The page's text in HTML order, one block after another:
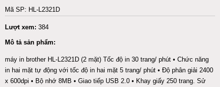
Mã SP: HL-L2321D
Lượt xem: 384
Mô tả sản phẩm:
máy in brother HL-L2321D (2 mặt) Tốc độ in 30 trang/ phút • Chức năng
in hai mặt tự động với tốc độ in hai mặt 5 trang/ phút • Độ phân giải 2400
x 600dpi • Bộ nhớ 8MB • Giao tiếp USB 2.0 • Khay giấy 250 trang. Sử